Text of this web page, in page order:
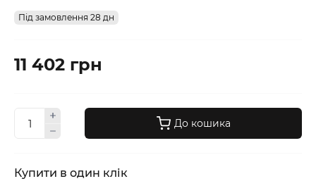
Під замовлення 28 дн
11 402 грн
До кошика
Купити в один клік